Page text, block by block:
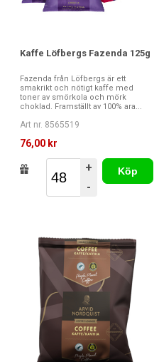
Kaffe Löfbergs Fazenda 125g
Fazenda från Löfbergs är ett
smakrikt och nötigt kaffe med
toner av smörkola och mörk
choklad. Framställt av 100% ara...
Art nr. 8565519
76,00 kr
+
-
Köp